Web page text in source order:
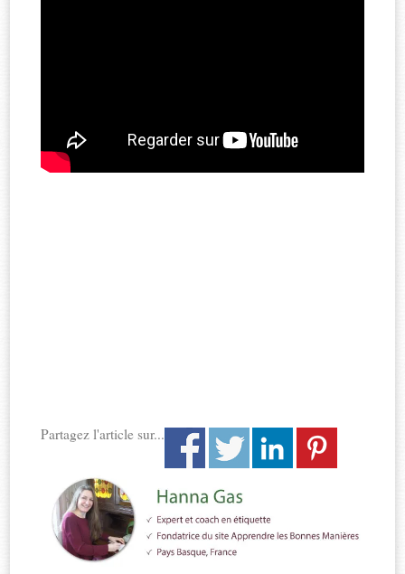
Partagez l'article sur...